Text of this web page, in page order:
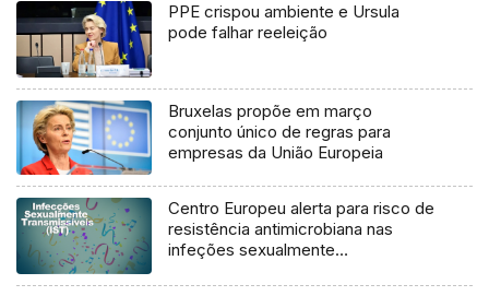
PPE crispou ambiente e Ursula
pode falhar reeleição
Bruxelas propõe em março
conjunto único de regras para
empresas da União Europeia
Centro Europeu alerta para risco de
resistência antimicrobiana nas
infeções sexualmente